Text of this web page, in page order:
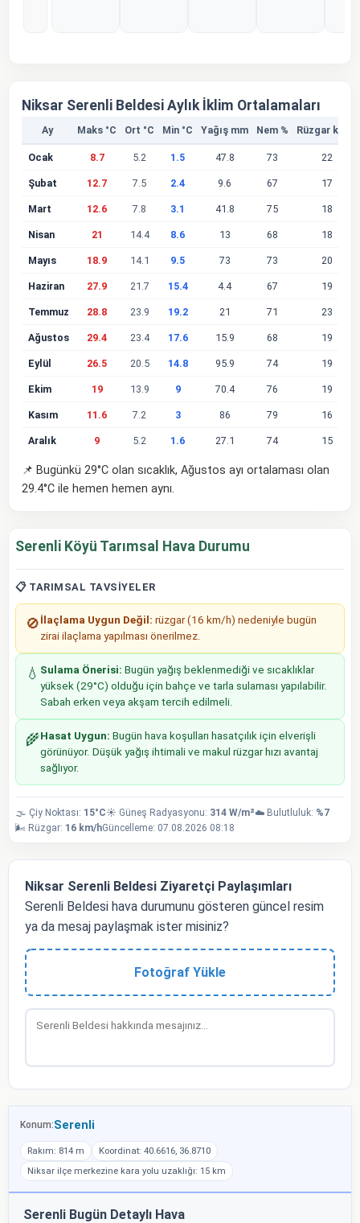
Niksar Serenli Beldesi Aylık İklim Ortalamaları
Ay Maks °C Ort °C Min °C Yağış mm Nem % Rüzgar km/s
Ocak 8.7 5.2 1.5 47.8 73 22
Şubat 12.7 7.5 2.4 9.6 67 17
Mart 12.6 7.8 3.1 41.8 75 18
Nisan 21 14.4 8.6 13 68 18
Mayıs 18.9 14.1 9.5 73 73 20
Haziran 27.9 21.7 15.4 4.4 67 19
Temmuz 28.8 23.9 19.2 21 71 23
Ağustos 29.4 23.4 17.6 15.9 68 19
Eylül 26.5 20.5 14.8 95.9 74 19
Ekim 19 13.9 9 70.4 76 19
Kasım 11.6 7.2 3 86 79 16
Aralık 9 5.2 1.6 27.1 74 15
📌 Bugünkü 29°C olan sıcaklık, Ağustos ayı ortalaması olan
29.4°C ile hemen hemen aynı.
Serenli Köyü Tarımsal Hava Durumu
📋 TARIMSAL TAVSIYELER
🚫 İlaçlama Uygun Değil: rüzgar (16 km/h) nedeniyle bugün
zirai ilaçlama yapılması önerilmez.
💧 Sulama Önerisi: Bugün yağış beklenmediği ve sıcaklıklar
yüksek (29°C) olduğu için bahçe ve tarla sulaması yapılabilir.
Sabah erken veya akşam tercih edilmeli.
🌾Hasat Uygun: Bugün hava koşulları hasatçılık için elverişli
görünüyor. Düşük yağış ihtimali ve makul rüzgar hızı avantaj
sağlıyor.
🌫️ Çiy Noktası: 15°C☀️ Güneş Radyasyonu: 314 W/m²☁️ Bulutluluk: %7
🌬️ Rüzgar: 16 km/hGüncelleme: 07.08.2026 08:18
Niksar Serenli Beldesi Ziyaretçi Paylaşımları
Serenli Beldesi hava durumunu gösteren güncel resim
ya da mesaj paylaşmak ister misiniz?
Fotoğraf Yükle
Konum:Serenli
Rakım: 814 m
Koordinat: 40.6616, 36.8710
Niksar ilçe merkezine kara yolu uzaklığı: 15 km
Serenli Bugün Detaylı Hava